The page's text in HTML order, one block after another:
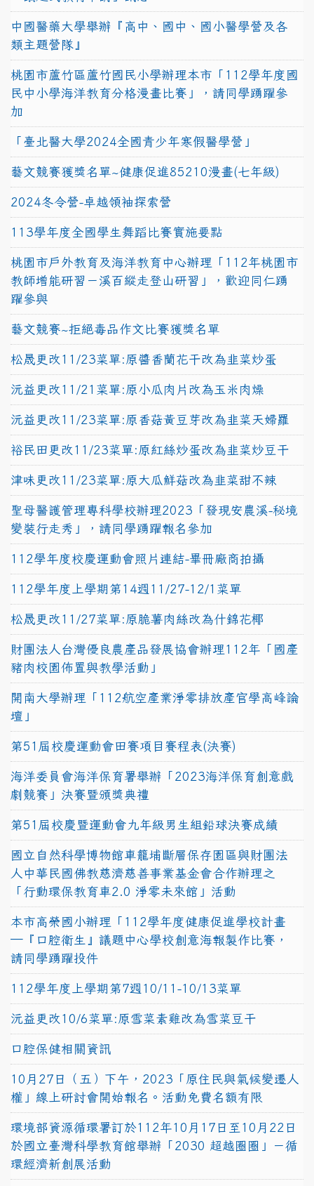
中國醫藥大學舉辦『高中、國中、國小醫學營及各
類主題營隊』
桃園市蘆竹區蘆竹國民小學辦理本市「112學年度國
民中小學海洋教育分格漫畫比賽」，請同學踴躍參
加
「臺北醫大學2024全國青少年寒假醫學營」
藝文競賽獲獎名單~健康促進85210漫畫(七年級)
2024冬令營-卓越領袖探索營
113學年度全國學生舞蹈比賽實施要點
桃園市戶外教育及海洋教育中心辦理「112年桃園市
教師增能研習－溪百縱走登山研習」，歡迎同仁踴
躍參與
藝文競賽~拒絕毒品作文比賽獲獎名單
松晟更改11/23菜單:原醬香蘭花干改為韭菜炒蛋
沅益更改11/21菜單:原小瓜肉片改為玉米肉燥
沅益更改11/23菜單:原香菇黃豆芽改為韭菜天婦羅
裕民田更改11/23菜單:原紅絲炒蛋改為韭菜炒豆干
津味更改11/23菜單:原大瓜鮮菇改為韭菜甜不辣
聖母醫護管理專科學校辦理2023「發現安農溪-秘境
變裝行走秀」，請同學踴躍報名參加
112學年度校慶運動會照片連結-畢冊廠商拍攝
112學年度上學期第14週11/27-12/1菜單
松晟更改11/27菜單:原脆薯肉絲改為什錦花椰
財團法人台灣優良農產品發展協會辦理112年「國產
豬肉校園佈置與教學活動」
開南大學辦理「112航空產業淨零排放產官學高峰論
壇」
第51屆校慶運動會田賽項目賽程表(決賽)
海洋委員會海洋保育署舉辦「2023海洋保育創意戲
劇競賽」決賽暨頒獎典禮
第51屆校慶暨運動會九年級男生組鉛球決賽成績
國立自然科學博物館車籠埔斷層保存園區與財團法
人中華民國佛教慈濟慈善事業基金會合作辦理之
「行動環保教育車2.0 淨零未來館」活動
本市高榮國小辦理「112學年度健康促進學校計畫
─『口腔衛生』議題中心學校創意海報製作比賽，
請同學踴躍投件
112學年度上學期第7週10/11-10/13菜單
沅益更改10/6菜單:原雪菜素雞改為雪菜豆干
口腔保健相關資訊
10月27日（五）下午，2023「原住民與氣候變遷人
權」線上研討會開始報名。活動免費名額有限
環境部資源循環署訂於112年10月17日至10月22日
於國立臺灣科學教育館舉辦「2030 超越圈圈」－循
環經濟新創展活動